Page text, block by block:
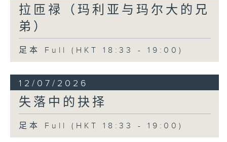
拉匝禄（玛利亚与玛尔大的兄
弟）
足本 Full (HKT 18:33 - 19:00)
12/07/2026
失落中的抉择
足本 Full (HKT 18:33 - 19:00)